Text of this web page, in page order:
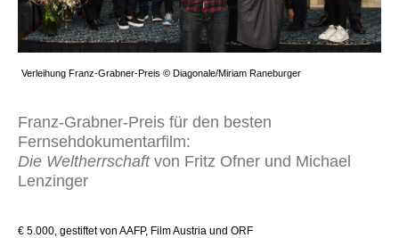
Verleihung Franz-Grabner-Preis © Diagonale/Miriam Raneburger
Franz-Grabner-Preis für den besten
Fernsehdokumentarfilm:
Die Weltherrschaftvon Fritz Ofner und Michael
Lenzinger
€ 5.000, gestiftet von AAFP, Film Austria und ORF